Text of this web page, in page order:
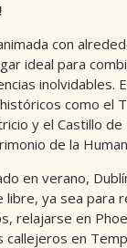
con
ideal para
inolvidables.
como el
y el Castillo
de la
en verano,
libre, ya sea para
relajarse en
en